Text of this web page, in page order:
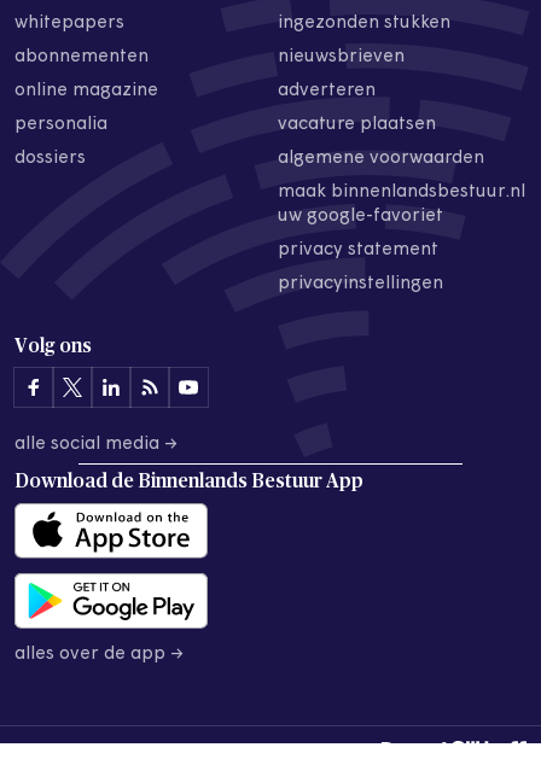
whitepapers
abonnementen
online magazine
personalia
dossiers
ingezonden stukken
nieuwsbrieven
adverteren
vacature plaatsen
algemene voorwaarden
maak binnenlandsbestuur.nl
uw google-favoriet
privacy statement
privacyinstellingen
Volg ons
alle social media →
Download de Binnenlands Bestuur App
alles over de app →